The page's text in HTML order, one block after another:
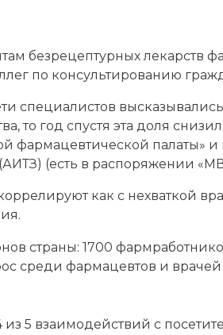
безрецептурных лекарств
по консультированию
специалистов высказывались
то год спустя эта доля
палаты» и
(есть в распоряжении
как с нехваткой
страны: 1700
среди фармацевтов и
из 5 взаимодействий с